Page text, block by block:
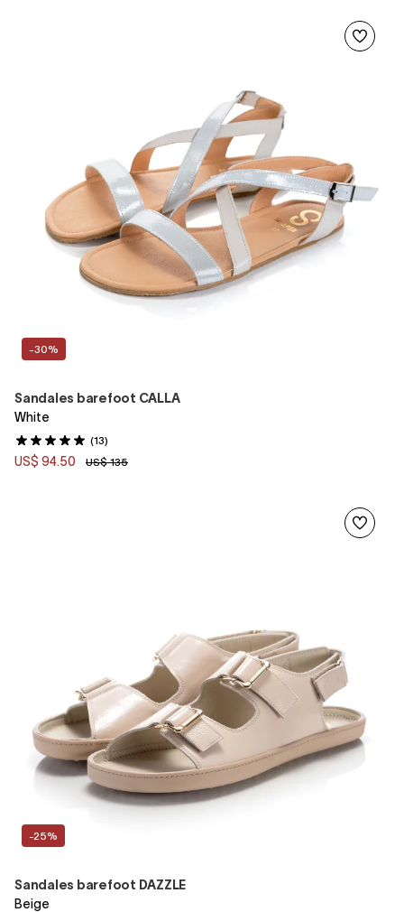
-30%
Sandales barefoot CALLA
White
(13)
US$ 94.50 US$ 135
-25%
Sandales barefoot DAZZLE
Beige